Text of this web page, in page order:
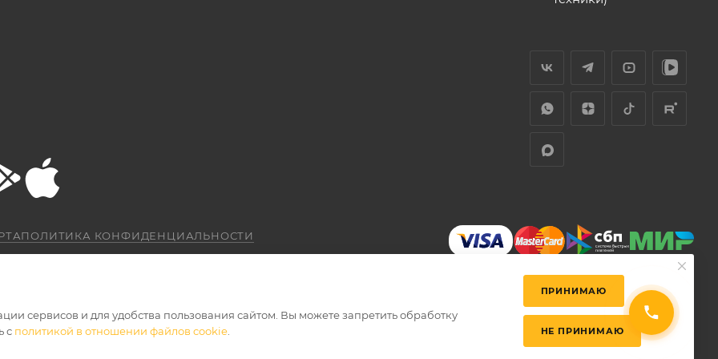
ПОЛИТИКА КОНФИДЕНЦИАЛЬНОСТИ
сервисов и для удобства пользования сайтом. Вы можете запретить обработку
с политикой в отношении файлов cookie
ПРИНИМАЮ
НЕ ПРИНИМАЮ